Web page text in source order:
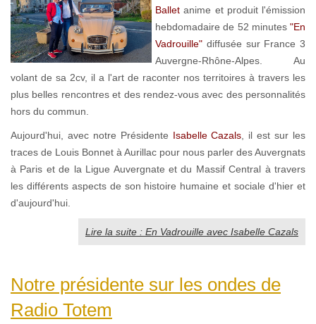
Ballet anime et produit l'émission
hebdomadaire de 52 minutes "En
Vadrouille" diffusée sur France 3
Auvergne-Rhône-Alpes. Au
volant de sa 2cv, il a l'art de raconter nos territoires à travers les
plus belles rencontres et des rendez-vous avec des personnalités
hors du commun.
Aujourd'hui, avec notre Présidente Isabelle Cazals , il est sur les
traces de Louis Bonnet à Aurillac pour nous parler des Auvergnats
à Paris et de la Ligue Auvergnate et du Massif Central à travers
les différents aspects de son histoire humaine et sociale d'hier et
d'aujourd'hui.
Lire la suite : En Vadrouille avec Isabelle Cazals
Notre présidente sur les ondes de
Radio Totem